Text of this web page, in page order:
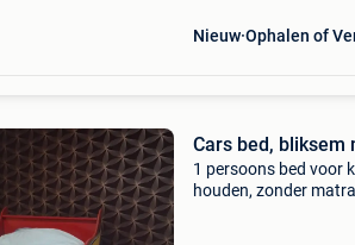
Nieuw Ophalen of
Cars bed, bliksem
1 persoons bed voor
houden, zonder